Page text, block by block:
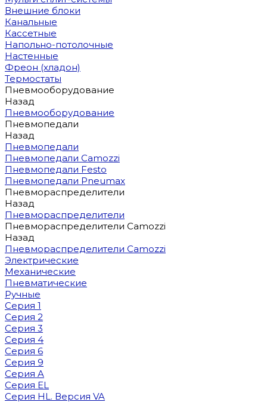
Внешние блоки
Канальные
Кассетные
Напольно-потолочные
Настенные
Фреон (хладон)
Термостаты
Пневмооборудование
Назад
Пневмооборудование
Пневмопедали
Назад
Пневмопедали
Пневмопедали Camozzi
Пневмопедали Festo
Пневмопедали Pneumax
Пневмораспределители
Назад
Пневмораспределители
Пневмораспределители Camozzi
Назад
Пневмораспределители Camozzi
Электрические
Механические
Пневматические
Ручные
Серия 1
Серия 2
Серия 3
Серия 4
Серия 6
Серия 9
Серия A
Серия EL
Серия HL. Версия VA